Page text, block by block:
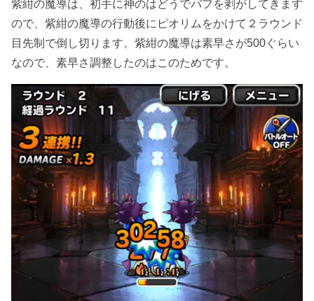
紫紺の魔導は、初手に神のはどうでバフを剥がしてきます
ので、紫紺の魔導の行動後にピオリムをかけて２ラウンド
目先制で倒し切ります。紫紺の魔導は素早さが500ぐらい
なので、素早さ調整したのはこのためです。